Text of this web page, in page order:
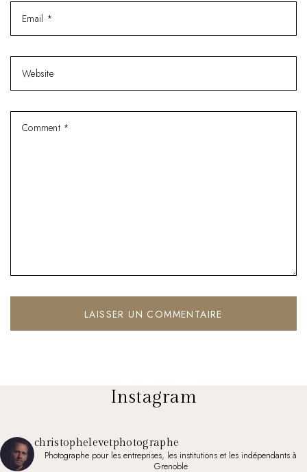
Instagram
christophelevetphotographe
Photographe pour les entreprises, les institutions et les indépendants à
Grenoble